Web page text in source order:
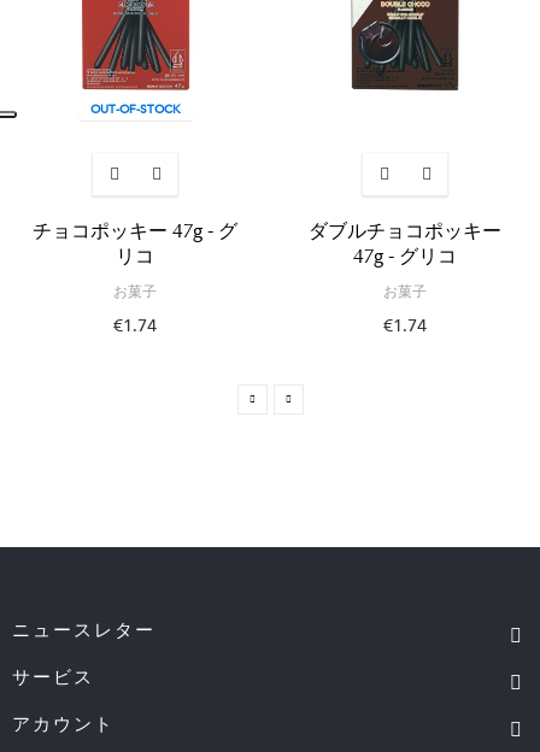
OUT-OF-STOCK
チョコポッキー 47g - グ
リコ
お菓子
€1.74
ダブルチョコポッキー
47g - グリコ
お菓子
€1.74
ニュースレター
サービス
アカウント